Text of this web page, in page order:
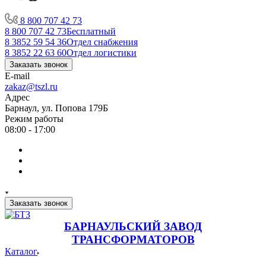
8 800 707 42 73
8 800 707 42 73Бесплатный
8 3852 59 54 36Отдел снабжения
8 3852 22 63 60Отдел логистики
Заказать звонок
E-mail
zakaz@tszl.ru
Адрес
Барнаул, ул. Попова 179Б
Режим работы
08:00 - 17:00
Заказать звонок
БАРНАУЛЬСКИЙ ЗАВОД
ТРАНСФОРМАТОРОВ
Каталог